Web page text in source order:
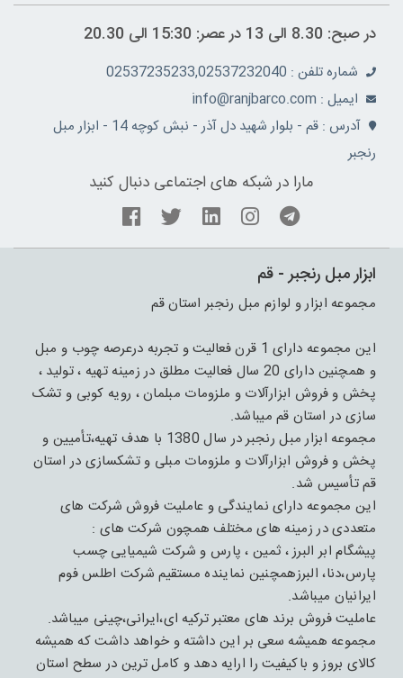
در صبح: 8.30 الی 13 در عصر: 15:30 الی 20.30
شماره تلفن : 02537235233,02537232040
ايميل : info@ranjbarco.com
آدرس : قم - بلوار شهید دل آذر - نبش کوچه 14 - ابزار مبل
رنجبر
مارا در شبکه های اجتماعی دنبال کنید
ابزار مبل رنجبر - قم
مجموعه ابزار و لوازم مبل رنجبر استان قم
این مجموعه دارای 1 قرن فعالیت و تجربه درعرصه چوب و مبل
و همچنین دارای 20 سال فعالیت مطلق در زمینه تهیه ، تولید ،
پخش و فروش ابزارآلات و ملزومات مبلمان ، رویه کوبی و تشک
سازی در استان قم میباشد.
مجموعه ابزار مبل رنجبر در سال 1380 با هدف تهیه،تأمیین و
پخش و فروش ابزارآلات و ملزومات مبلی و تشکسازی در استان
قم تأسیس شد.
این مجموعه دارای نمایندگی و عاملیت فروش شرکت های
متعددی در زمینه های مختلف همچون شرکت های :
پیشگام ابر البرز ، ثمین ، پارس و شرکت شیمیایی چسب
پارس،دنا، البرزهمچنین نماینده مستقیم شرکت اطلس فوم
ایرانیان میباشد.
عاملیت فروش برند های معتبر ترکیه ای،ایرانی،چینی میباشد.
مجموعه همیشه سعی بر این داشته و خواهد داشت که همیشه
کالای بروز و باکیفیت را ارایه دهد و کامل ترین در سطح استان